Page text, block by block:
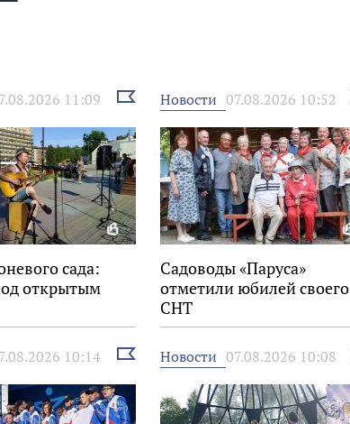
11:09
Выбрать
новость
сада:
открытым
Новости 07.08.2026 10:52
Садоводы «Паруса»
отметили юбилей своего
СНТ
10:14
Выбрать
новость
Новости 07.08.2026 10:08